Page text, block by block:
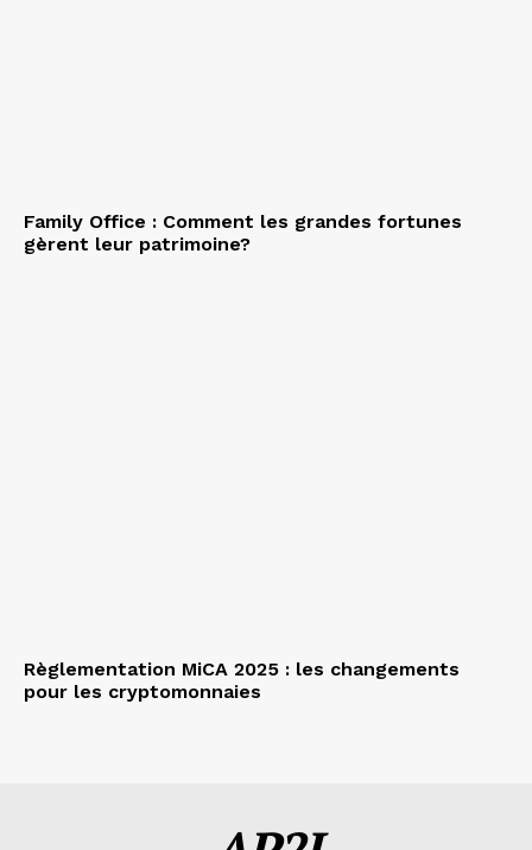
Family Office : Comment les grandes fortunes
gèrent leur patrimoine?
Règlementation MiCA 2025 : les changements
pour les cryptomonnaies